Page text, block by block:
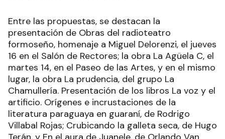
Entre las propuestas, se destacan la
presentación de Obras del radioteatro
formoseño, homenaje a Miguel Delorenzi, el jueves
16 en el Salón de Rectores; la obra La Agüela C, el
martes 14, en el Paseo de las Artes, y en el mismo
lugar, la obra La prudencia, del grupo La
Chamullería. Presentación de los libros La voz y el
artificio. Orígenes e incrustaciones de la
literatura paraguaya en guaraní, de Rodrigo
Villabal Rojas; Crubicando la galleta seca, de Hugo